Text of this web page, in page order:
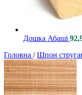
Дошка Абаші
Головна / Шпон